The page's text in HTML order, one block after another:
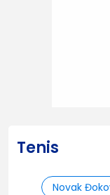
Tenis
Novak